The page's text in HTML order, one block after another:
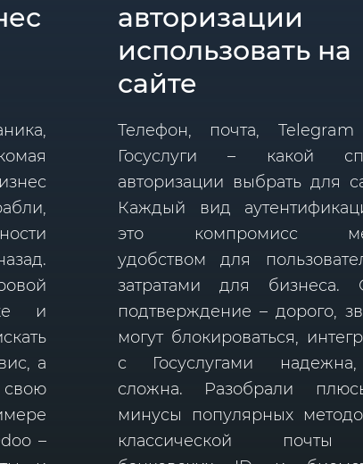
и
а
–
авторизации
использовать на
сайте
Телефон, почта,
Госуслуги – какой
авторизации выбрать для
Каждый вид
это компромисс
удобством для
затратами для бизнеса.
подтверждение – дорого,
могут блокироваться,
с Госуслугами
сложна. Разобрали
минусы популярных
классической